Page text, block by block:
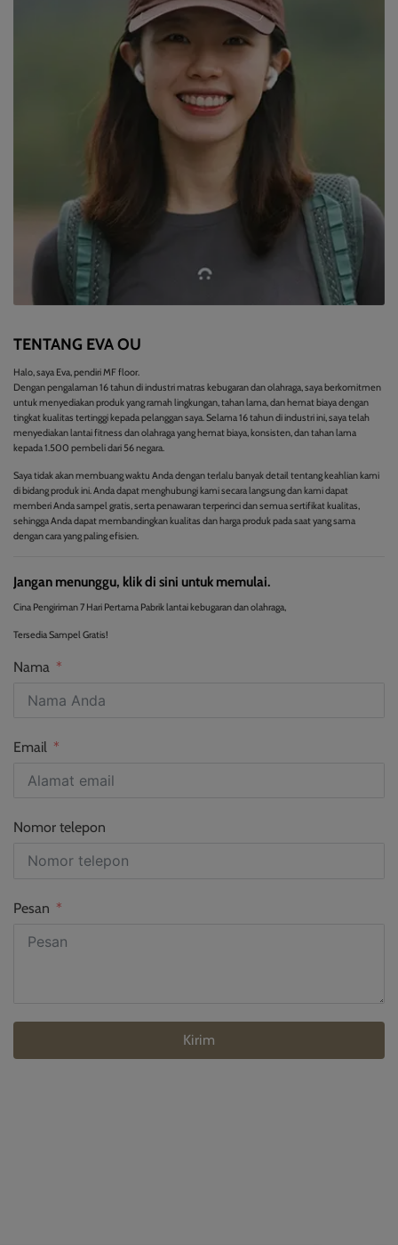
TENTANG EVA OU
Halo, saya Eva, pendiri MF floor.
Dengan pengalaman 16 tahun di industri matras kebugaran dan olahraga, saya berkomitmen
untuk menyediakan produk yang ramah lingkungan, tahan lama, dan hemat biaya dengan
tingkat kualitas tertinggi kepada pelanggan saya. Selama 16 tahun di industri ini, saya telah
menyediakan lantai fitness dan olahraga yang hemat biaya, konsisten, dan tahan lama
kepada 1.500 pembeli dari 56 negara.
Saya tidak akan membuang waktu Anda dengan terlalu banyak detail tentang keahlian kami
di bidang produk ini. Anda dapat menghubungi kami secara langsung dan kami dapat
memberi Anda sampel gratis, serta penawaran terperinci dan semua sertifikat kualitas,
sehingga Anda dapat membandingkan kualitas dan harga produk pada saat yang sama
dengan cara yang paling efisien.
Jangan menunggu, klik di sini untuk memulai.
Cina Pengiriman 7 Hari Pertama Pabrik lantai kebugaran dan olahraga,
Tersedia Sampel Gratis!
Nama
Email
Nomor telepon
Pesan
Kirim